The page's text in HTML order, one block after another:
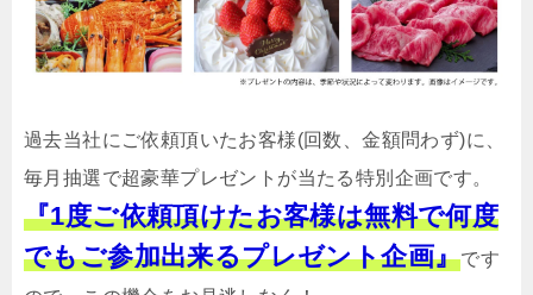
過去当社にご依頼頂いたお客様(回数、金額問わず)に、
毎月抽選で超豪華プレゼントが当たる特別企画です。
『1度ご依頼頂けたお客様は無料で何度
でもご参加出来るプレゼント企画』です